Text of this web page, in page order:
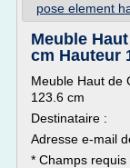
pose element
Meuble
cm Hauteur
Meuble Haut de
123.6 cm
Destinataire :
Adresse e-mail
* Champs requis